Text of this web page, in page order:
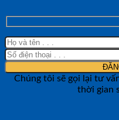
Chúng tôi sẽ gọi lại tư
thời gian